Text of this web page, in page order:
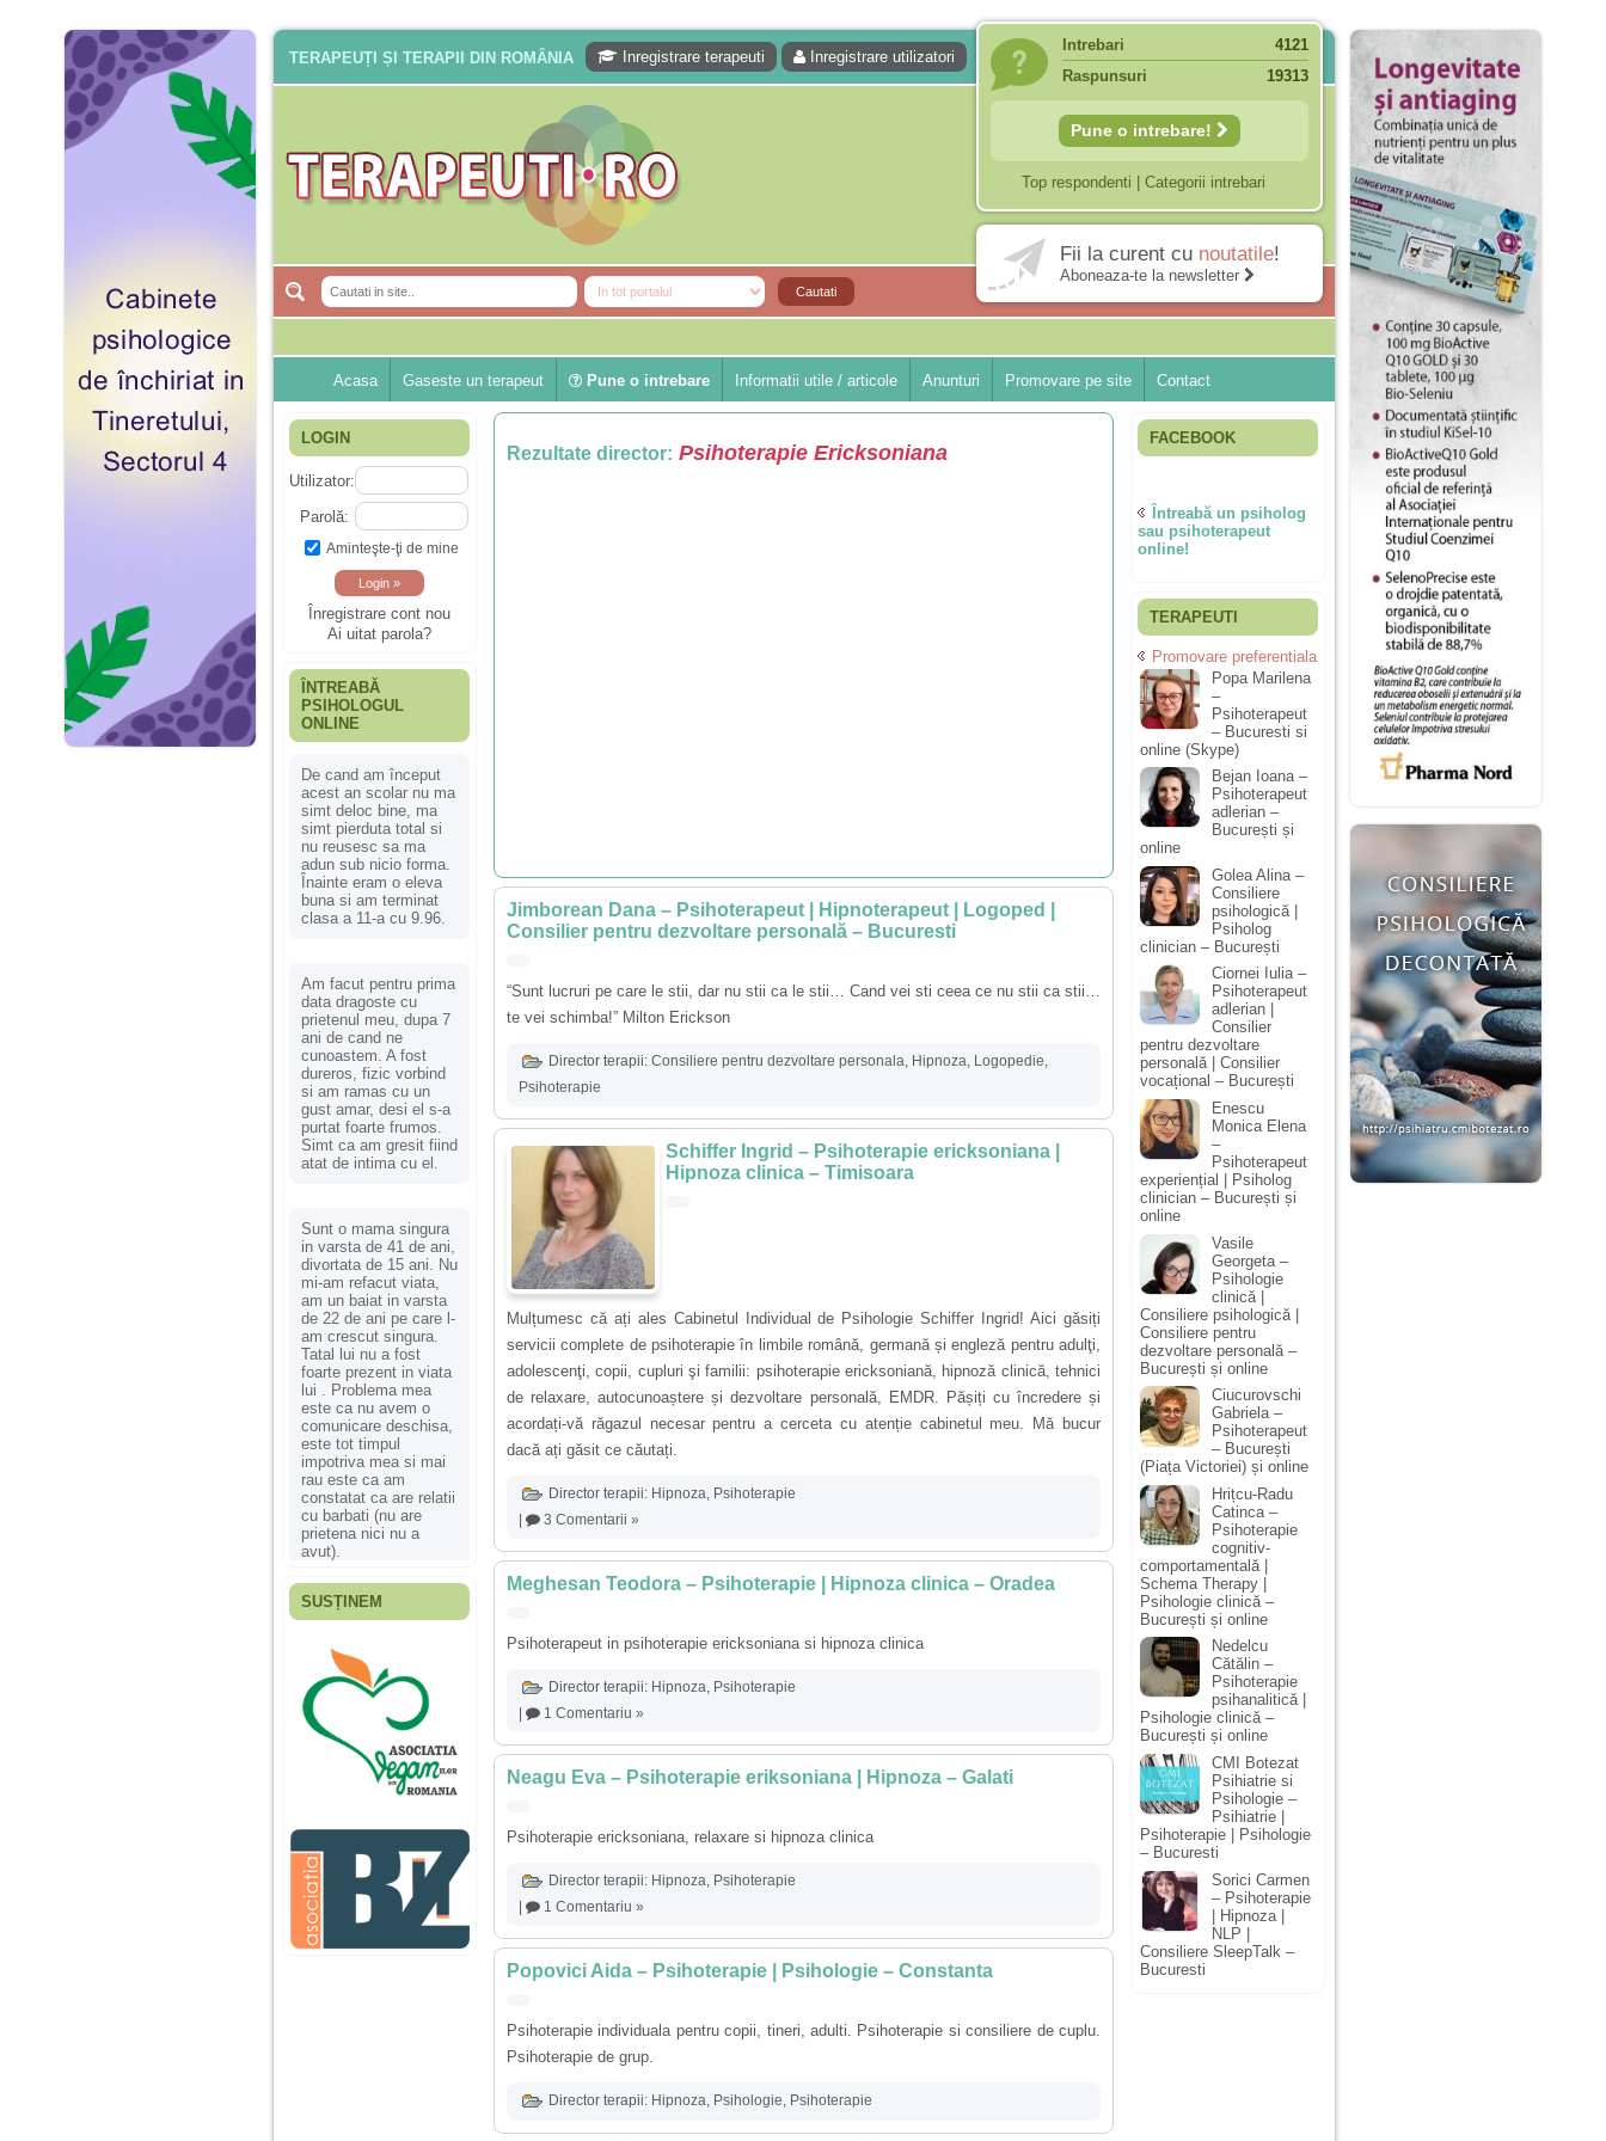
TERAPEUȚI ȘI TERAPII DIN ROMÂNIA Inregistrare terapeuti Inregistrare utilizatori
Intrebari
4121
Raspunsuri
19313
Pune o intrebare!
Top respondenti Categorii intrebari
Fii la curent cu noutatile!
Aboneaza-te la newsletter
Acasa Gaseste un terapeut Pune o intrebare Informatii utile / articole Anunturi Promovare pe site Contact
LOGIN
Utilizator:
Parolă:
Aminteşte-ţi de mine
Înregistrare cont nou
Ai uitat parola?
ÎNTREABĂ
PSIHOLOGUL
ONLINE
De cand am început
acest an scolar nu ma
simt deloc bine, ma
simt pierduta total si
nu reusesc sa ma
adun sub nicio forma.
Înainte eram o eleva
buna si am terminat
clasa a 11-a cu 9.96.
Am facut pentru prima
data dragoste cu
prietenul meu, dupa 7
ani de cand ne
cunoastem. A fost
dureros, fizic vorbind
si am ramas cu un
gust amar, desi el s-a
purtat foarte frumos.
Simt ca am gresit fiind
atat de intima cu el.
Sunt o mama singura
in varsta de 41 de ani,
divortata de 15 ani. Nu
mi-am refacut viata,
am un baiat in varsta
de 22 de ani pe care l-
am crescut singura.
Tatal lui nu a fost
foarte prezent in viata
lui . Problema mea
este ca nu avem o
comunicare deschisa,
este tot timpul
impotriva mea si mai
rau este ca am
constatat ca are relatii
cu barbati (nu are
prietena nici nu a
avut).
Fiica mea s-a nascut
ani, privind in urma
realizez cat de multe
greseli am facut in
educatia si cresterea
ei, am fost o mama
egoista, preocupata
de implinirea
profesionala, cand ea
era mica am neglijat-
agresiva, orice
greseala era taxata cu
o palma sau pedepse.
De 4 ani am o relatie
serioasa cu un barbat
SUSȚINEM
Rezultate director: Psihoterapie Ericksoniana
Jimborean Dana – Psihoterapeut | Hipnoterapeut | Logoped |
Consilier pentru dezvoltare personală – Bucuresti
“Sunt lucruri pe care le stii, dar nu stii ca le stii… Cand vei sti ceea ce nu stii ca stii…
te vei schimba!” Milton Erickson
Director terapii: Consiliere pentru dezvoltare personala, Hipnoza, Logopedie,
Psihoterapie
Schiffer Ingrid – Psihoterapie ericksoniana |
Hipnoza clinica – Timisoara
Mulțumesc că ați ales Cabinetul Individual de Psihologie Schiffer Ingrid! Aici găsiți
servicii complete de psihoterapie în limbile română, germană și engleză pentru adulţi,
adolescenţi, copii, cupluri şi familii: psihoterapie ericksoniană, hipnoză clinică, tehnici
de relaxare, autocunoaștere și dezvoltare personală, EMDR. Pășiți cu încredere și
acordați-vă răgazul necesar pentru a cerceta cu atenție cabinetul meu. Mă bucur
dacă ați găsit ce căutați.
Director terapii: Hipnoza, Psihoterapie
3 Comentarii »
Meghesan Teodora – Psihoterapie | Hipnoza clinica – Oradea
Psihoterapeut in psihoterapie ericksoniana si hipnoza clinica
Director terapii: Hipnoza, Psihoterapie
1 Comentariu »
Neagu Eva – Psihoterapie eriksoniana | Hipnoza – Galati
Psihoterapie ericksoniana, relaxare si hipnoza clinica
Director terapii: Hipnoza, Psihoterapie
1 Comentariu »
Popovici Aida – Psihoterapie | Psihologie – Constanta
Psihoterapie individuala pentru copii, tineri, adulti. Psihoterapie si consiliere de cuplu.
Psihoterapie de grup.
Director terapii: Hipnoza, Psihologie, Psihoterapie
FACEBOOK
Întreabă un psiholog
sau psihoterapeut
online!
TERAPEUTI
Promovare preferentiala
Popa Marilena
–
Psihoterapeut
– Bucuresti si
online (Skype)
Bejan Ioana –
Psihoterapeut
adlerian –
București și
online
Golea Alina –
Consiliere
psihologică |
Psiholog
clinician – București
Ciornei Iulia –
Psihoterapeut
adlerian |
Consilier
pentru dezvoltare
personală | Consilier
vocațional – București
Enescu
Monica Elena
–
Psihoterapeut
experiențial | Psiholog
clinician – București și
online
Vasile
Georgeta –
Psihologie
clinică |
Consiliere psihologică |
Consiliere pentru
dezvoltare personală –
București și online
Ciucurovschi
Gabriela –
Psihoterapeut
– București
(Piața Victoriei) și online
Hrițcu-Radu
Catinca –
Psihoterapie
cognitiv-
comportamentală |
Schema Therapy |
Psihologie clinică –
București și online
Nedelcu
Cătălin –
Psihoterapie
psihanalitică |
Psihologie clinică –
București și online
CMI Botezat
Psihiatrie si
Psihologie –
Psihiatrie |
Psihoterapie | Psihologie
– Bucuresti
Sorici Carmen
– Psihoterapie
| Hipnoza |
NLP |
Consiliere SleepTalk –
Bucuresti